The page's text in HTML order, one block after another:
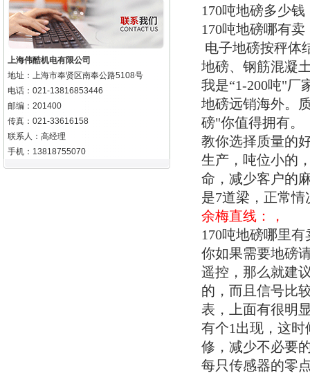
上海伟酷机电有限公司
地址：上海市奉贤区南奉公路5108号
电话：021-13816853446
邮编：201400
传真：021-33616158
联系人：高经理
手机：13818755070
170吨地磅多少钱
170吨地磅哪有卖
电子地磅按秤体
地磅、钢筋混凝
我是“1-200吨"厂
地磅远销海外。
磅"你值得拥有。
教你选择质量的
生产，吨位小的
命，减少客户的
是7道梁，正常
余梅直线：，
170吨地磅哪里有
你如果需要地磅
遥控，那么就建
的，而且信号比
表，上面有很明
有个1出现，这
修，减少不必要
每只传感器的零